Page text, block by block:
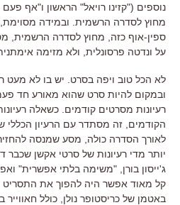
נוספים ("קזינו רויאל" הראשון ו"אף
מחוץ לסדרה הרשמית. ובמידה
ספין-אוף כזה, מחוץ לסדרה הרשמית,
על ונדטה פרסונלית, ולא מזימה
לא הכל טוב ויפה בסרט. יש בו לא מעט
ובמקום להיות סרט שהוא מאורע חד
רעיונות מסרטים קודמים. כשאלה
הקודמים, זה מסתדר עם הרעיון הכללי
לאורך הסדרה כולה, מסע שמנסה
יותר מדי רעיונות של סרטי אקשן שכבר
ג'ייסון בורן, "משימה בלתי אפשרית"
קל מאוד אפשר היה להפוך את התסריט
באטמן של כריסטופר נולן, כולל